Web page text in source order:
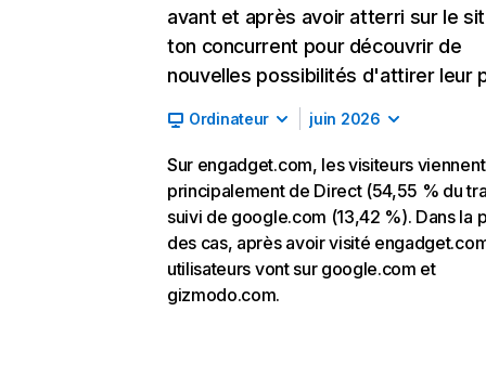
avant et après avoir atterri sur le
ton concurrent pour découvrir de
nouvelles possibilités d'attirer leur
Ordinateur juin 2026
Sur engadget.com, les visiteurs viennent
principalement de Direct (54,55 % du
suivi de google.com (13,42 %). Dans la
des cas, après avoir visité
utilisateurs vont sur google.com et
gizmodo.com.